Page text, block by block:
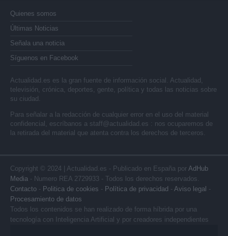
Quienes somos
Últimas Noticias
Señala una noticia
Síguenos en Facebook
Actualidad.es es la gran fuente de información social. Actualidad,
televisión, crónica, deportes, gente, política y todas las noticias sobre
su ciudad.
Para señalar a la redacción de cualquier error en el uso del material
confidencial, escríbanos a staff@actualidad.es : nos ocuparemos de
la retirada del material que atenta contra los derechos de terceros.
Copyright © 2024 | Actualidad.es - Publicado en España por AdHub
Media - Numero REA 2729933 - Todos los derechos reservados.
Contacto - Politica de cookies - Política de privacidad - Aviso legal -
Procesamiento de datos
Todos los contenidos se han realizado de forma híbrida por una
tecnología con Inteligencia Artificial y por creadores independientes